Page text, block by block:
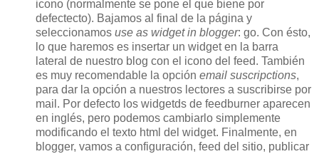
icono (normalmente se pone el que biene por
defectecto). Bajamos al final de la página y
seleccionamos use as widget in blogger: go. Con ésto,
lo que haremos es insertar un widget en la barra
lateral de nuestro blog con el icono del feed. También
es muy recomendable la opción email suscripctions,
para dar la opción a nuestros lectores a suscribirse por
mail. Por defecto los widgetds de feedburner aparecen
en inglés, pero podemos cambiarlo simplemente
modificando el texto html del widget. Finalmente, en
blogger, vamos a configuración, feed del sitio, publicar